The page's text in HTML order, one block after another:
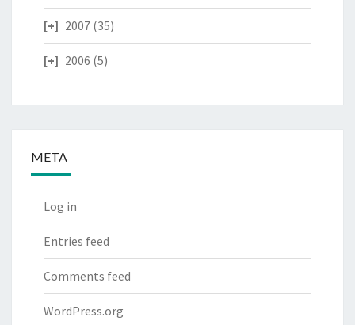
2007 (35)
2006 (5)
META
Log in
Entries feed
Comments feed
WordPress.org